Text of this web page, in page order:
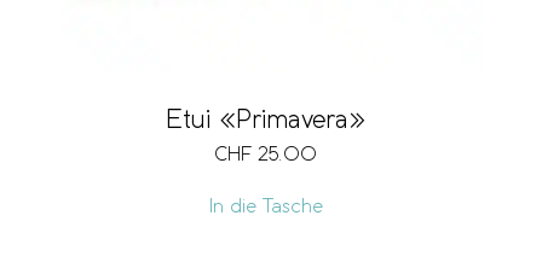
Etui «Primavera»
CHF 25.00
In die Tasche